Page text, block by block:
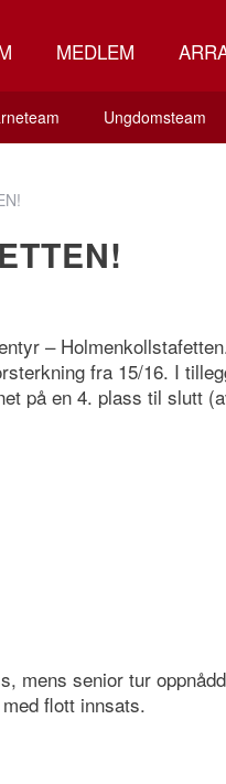
MEDLEM
Ungdomsteam
–
fra 15/16. I
på en 4. plass til slutt
mens senior tur
flott innsats.